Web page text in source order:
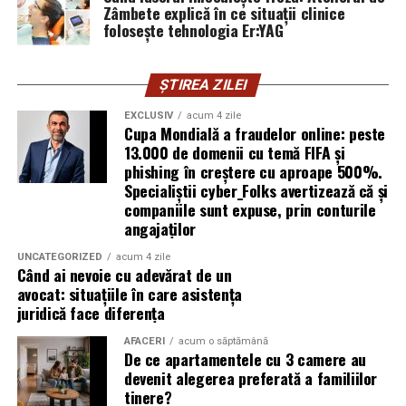
Subiectul a fost semnalat și de FBI, care a inclus în
turneului, de la fraude online și furtul datelor până la
operațiuni de dezinformare.
Avertismentele publice s-au concentrat în principal
asupra fanilor și infrastructurii orașelor gazdă, însă
specialiștii atrag atenția că firmele pot fi afectate
inclusiv atunci când nu au nicio legătură directă cu
industria sportului, turismului sau vânzarea de bilete.
Atacurile sunt mai eficiente în contextul
evenimentelor globale
Campaniile de phishing asociate evenimentelor
importante profită de interesul public ridicat, de
presiunea timpului și de teama utilizatorilor că ar putea
pierde o ofertă sau o oportunitate. Mesajele care anunță
Zâmbete explică în ce situații clinice
folosește tehnologia Er:YAG
ȘTIREA ZILEI
EXCLUSIV acum 4 zile
Cupa Mondială a fraudelor online: peste
13.000 de domenii cu temă FIFA și
phishing în creștere cu aproape 500%.
Specialiștii cyber_Folks avertizează că și
companiile sunt expuse, prin conturile
angajaților
UNCATEGORIZED acum 4 zile
Când ai nevoie cu adevărat de un
avocat: situațiile în care asistența
juridică face diferența
AFACERI acum o săptămână
De ce apartamentele cu 3 camere au
devenit alegerea preferată a familiilor
tinere?